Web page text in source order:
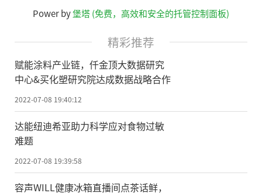
Power by堡塔 (免费，高效和安全的托管控制面板)
精彩推荐
赋能涂料产业链，仟金顶大数据研究
中心&买化塑研究院达成数据战略合作
2022-07-08 19:40:12
达能纽迪希亚助力科学应对食物过敏
难题
2022-07-08 19:39:58
容声WILL健康冰箱直播间点茶话鲜，